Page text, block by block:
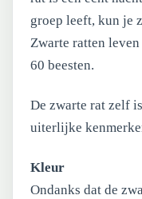
groep leeft, kun je
Zwarte ratten
60 beesten.
De zwarte rat zelf
uiterlijke
Kleur
Ondanks dat de